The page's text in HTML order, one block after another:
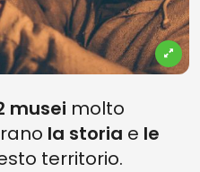
musei molto
la storia e le
territorio.